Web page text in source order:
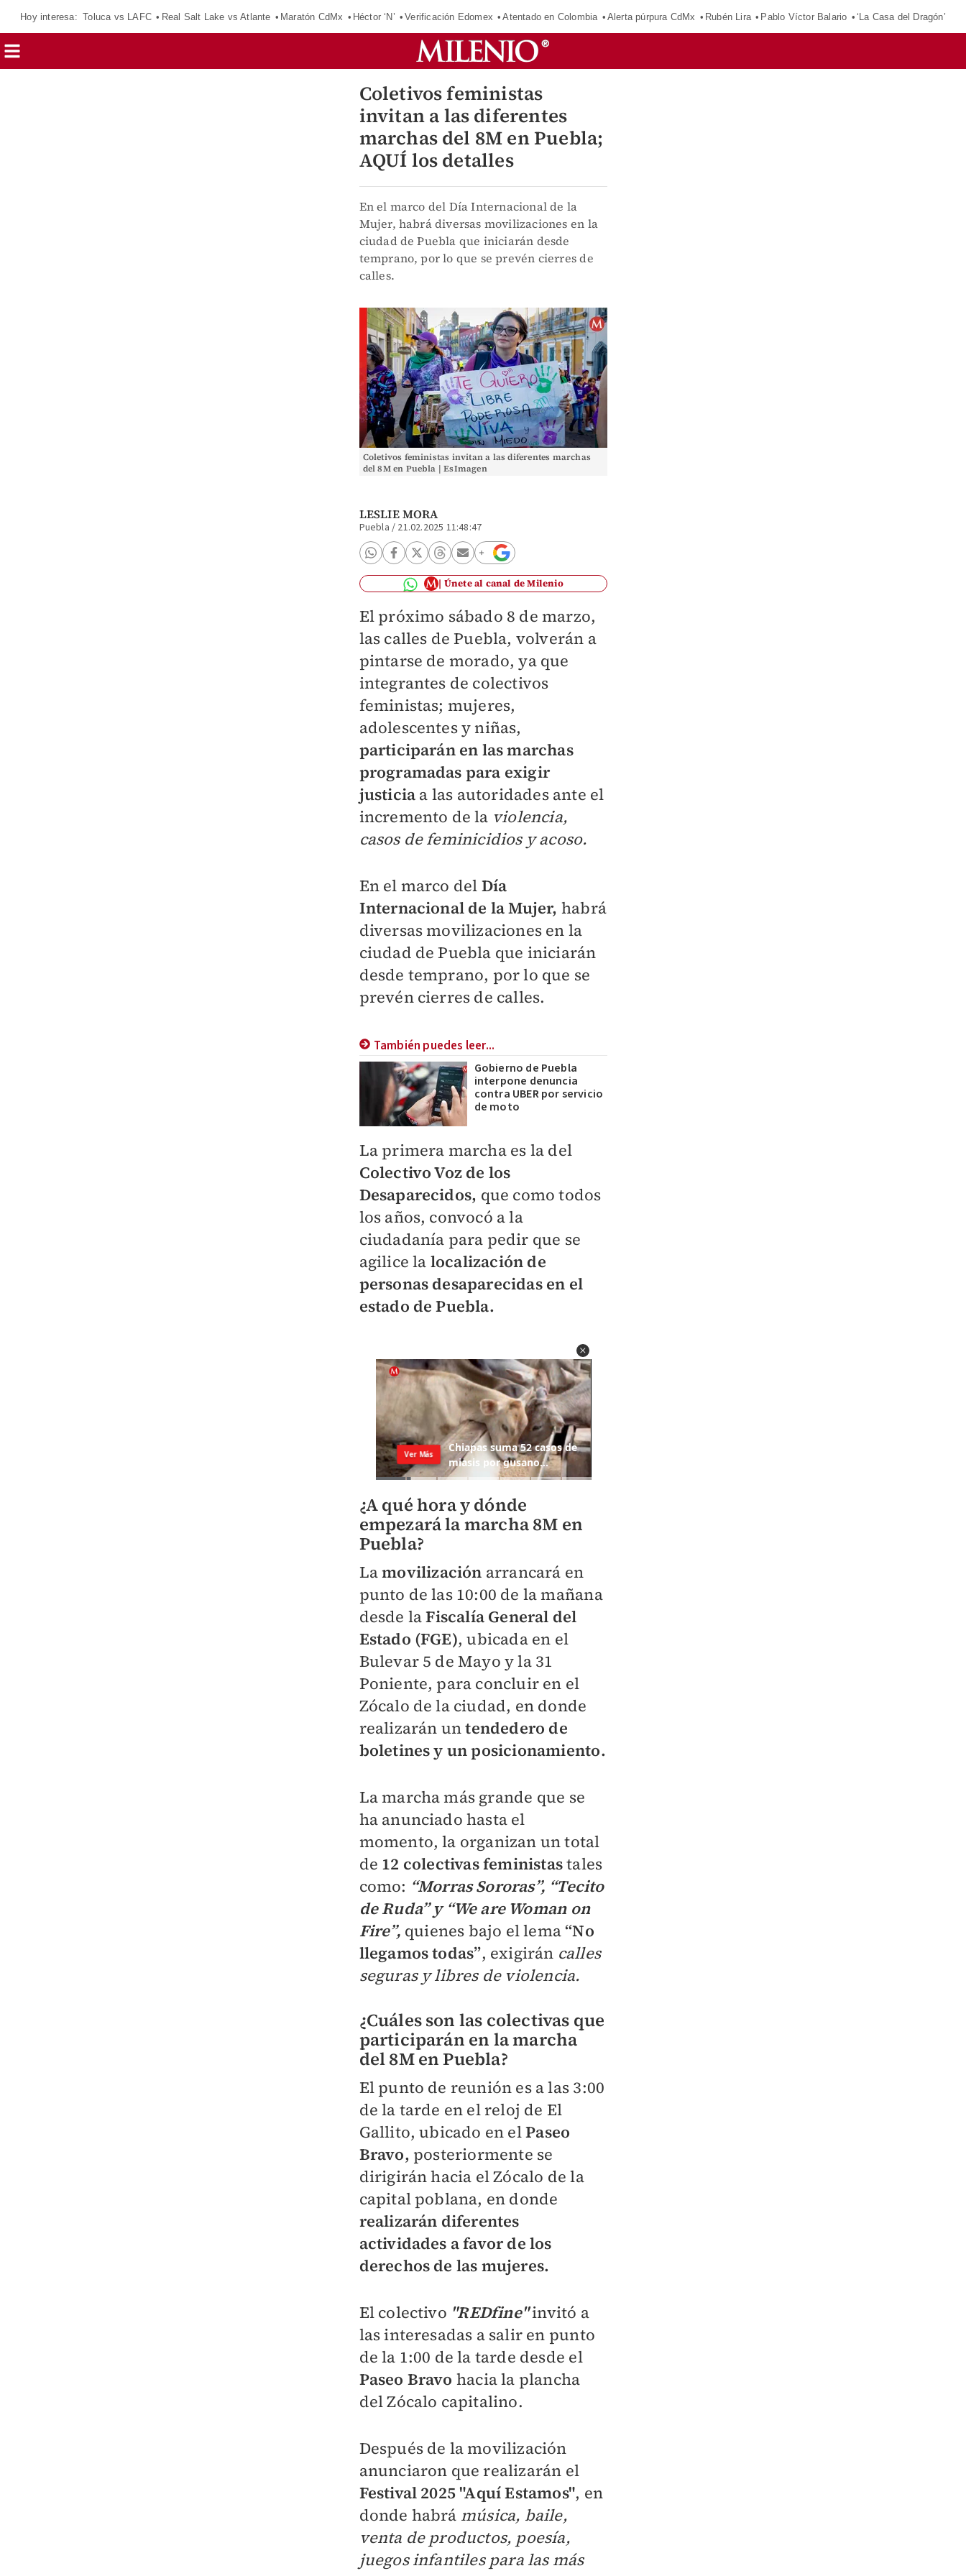
Hoy interesa: Toluca vs LAFC Real Salt Lake vs Atlante Maratón CdMx Héctor ‘N’ Verificación Edomex Atentado en Colombia Alerta púrpura CdMx Rubén Lira Pablo Víctor Balario ‘La Casa del Dragón’
Coletivos feministas
invitan a las diferentes
marchas del 8M en Puebla;
AQUÍ los detalles
En el marco del Día Internacional de la
Mujer, habrá diversas movilizaciones en la
ciudad de Puebla que iniciarán desde
temprano, por lo que se prevén cierres de
calles.
Coletivos feministas invitan a las diferentes marchas
del 8M en Puebla | EsImagen
LESLIE MORA
Puebla / 21.02.2025 11:48:47
Únete al canal de Milenio
El próximo sábado 8 de marzo,
las calles de Puebla, volverán a
pintarse de morado, ya que
integrantes de colectivos
feministas; mujeres,
adolescentes y niñas,
participarán en las marchas
programadas para exigir
justicia a las autoridades ante el
incremento de la violencia,
casos de feminicidios y acoso.
En el marco del Día
Internacional de la Mujer, habrá
diversas movilizaciones en la
ciudad de Puebla que iniciarán
desde temprano, por lo que se
prevén cierres de calles.
También puedes leer...
Gobierno de Puebla
interpone denuncia
contra UBER por servicio
de moto
La primera marcha es la del
Colectivo Voz de los
Desaparecidos, que como todos
los años, convocó a la
ciudadanía para pedir que se
agilice la localización de
personas desaparecidas en el
estado de Puebla.
¿A qué hora y dónde
empezará la marcha 8M en
Puebla?
Lamovilización arrancará en
punto de las 10:00 de la mañana
desde laFiscalía General del
Estado (FGE), ubicada en el
Bulevar 5 de Mayo y la 31
Poniente, para concluir en el
Zócalo de la ciudad, en donde
realizarán untendedero de
boletines y un posicionamiento.
La marcha más grande que se
ha anunciado hasta el
momento, la organizan un total
de 12 colectivas feministastales
como: “Morras Sororas”, “Tecito
de Ruda” y “We are Woman on
Fire”, quienes bajo el lema“No
llegamos todas”, exigirán calles
seguras y libres de violencia.
¿Cuáles son las colectivas que
participarán en la marcha
del 8M en Puebla?
El punto de reunión es a las 3:00
de la tarde en el reloj de El
Gallito, ubicado en elPaseo
Bravo, posteriormente se
dirigirán hacia el Zócalo de la
capital poblana, en donde
realizarán diferentes
actividades a favor de los
derechos de las mujeres.
El colectivo "REDfine"invitó a
las interesadas a salir en punto
de la 1:00 de la tarde desde el
Paseo Bravo hacia la plancha
del Zócalo capitalino.
Después de la movilización
anunciaron que realizarán el
Festival 2025 "Aquí Estamos", en
donde habrá música, baile,
venta de productos, poesía,
juegos infantiles para las más